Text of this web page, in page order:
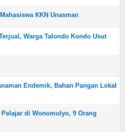
KKN Unasman
Warga Talondo Kondo Usut
Endemik, Bahan Pangan Lokal
di Wonomulyo, 9 Orang